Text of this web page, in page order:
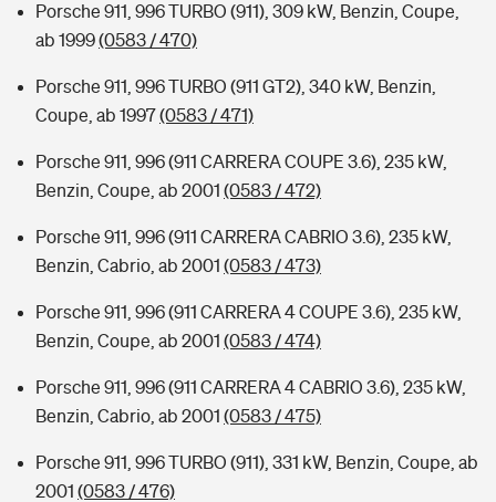
Porsche 911, 996 TURBO (911), 309 kW, Benzin, Coupe,
ab 1999(0583 / 470)
Porsche 911, 996 TURBO (911 GT2), 340 kW, Benzin,
Coupe, ab 1997(0583 / 471)
Porsche 911, 996 (911 CARRERA COUPE 3.6), 235 kW,
Benzin, Coupe, ab 2001 (0583 / 472)
Porsche 911, 996 (911 CARRERA CABRIO 3.6), 235 kW,
Benzin, Cabrio, ab 2001 (0583 / 473)
Porsche 911, 996 (911 CARRERA 4 COUPE 3.6), 235 kW,
Benzin, Coupe, ab 2001 (0583 / 474)
Porsche 911, 996 (911 CARRERA 4 CABRIO 3.6), 235 kW,
Benzin, Cabrio, ab 2001 (0583 / 475)
Porsche 911, 996 TURBO (911), 331 kW, Benzin, Coupe, ab
2001 (0583 / 476)